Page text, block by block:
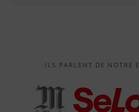
ILS PARLENT DE NOTRE